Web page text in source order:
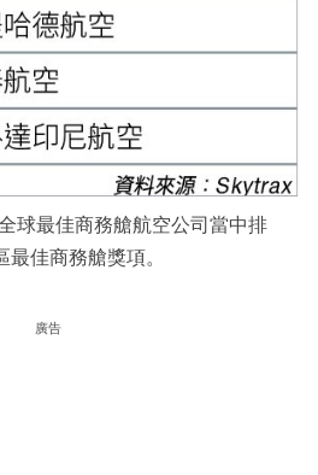
球最佳商務艙航空公司當中排
佳商務艙獎項。
廣告